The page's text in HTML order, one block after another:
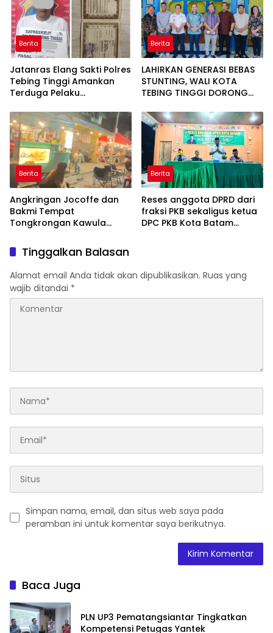
Berita
Jatanras Elang Sakti Polres
Tebing Tinggi Amankan
Terduga Pelaku
Motor
Berita
LAHIRKAN GENERASI BEBAS
STUNTING, WALI KOTA
TEBING TINGGI DORONG
Berita
Angkringan Jocoffe dan
Bakmi Tempat
Tongkrongan Kawula
Pematangsiantar
Berita
Reses anggota DPRD dari
fraksi PKB sekaligus ketua
DPC PKB Kota Batam
Ambulans, dan Sarana
Olahraga
Tinggalkan Balasan
Alamat email Anda tidak akan dipublikasikan. Ruas yang
wajib ditandai *
Simpan nama, email, dan situs web saya pada
peramban ini untuk komentar saya berikutnya.
Baca Juga
PLN UP3 Pematangsiantar Tingkatkan
Kompetensi Petugas Yantek